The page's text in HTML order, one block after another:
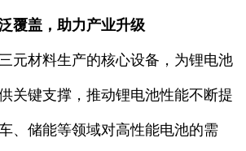
覆盖，助力产业升级
三元材料生产的核心设备，为锂电池
关键支撑，推动锂电池性能不断提
、储能等领域对高性能电池的需